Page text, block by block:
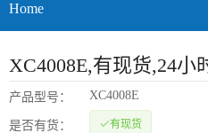
Home
XC4008E,有现货,24小
产品型号： XC4008E
是否有货： 有现货